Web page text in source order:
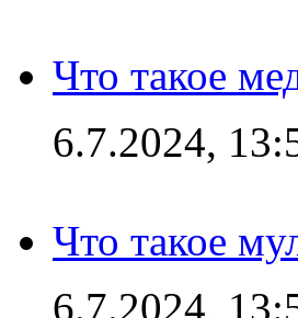
Что такое
6.7.2024,
Что такое
6.7.2024,